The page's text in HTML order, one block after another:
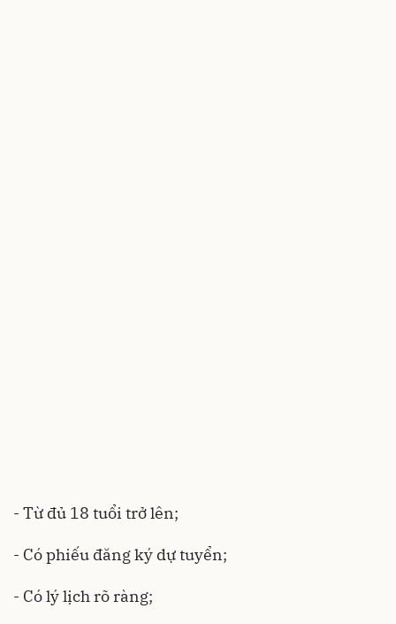
- Từ đủ 18 tuổi trở lên;
- Có phiếu đăng ký dự tuyển;
- Có lý lịch rõ ràng;